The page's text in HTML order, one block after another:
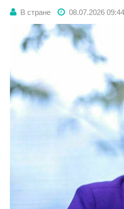
В стране 08.07.2026 09:44